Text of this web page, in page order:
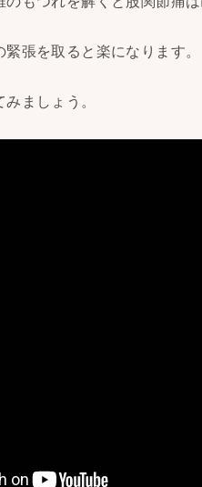
張を取ると楽になります。
ましょう。